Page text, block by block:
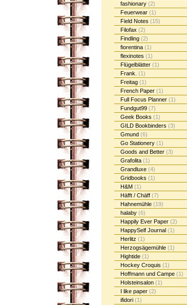
fashionary (2)
Feuerwear (1)
Field Notes (15)
Filofax (2)
Findling (2)
fiorentina (1)
flexinotes (1)
Flügelblätter (1)
Frank. (1)
Freitag (1)
French Paper (1)
Full Focus Planner (1)
Fundgut99 (7)
Geek Books (1)
GILD Bookbinders (3)
Gmund (6)
Go Stationery (1)
Goods and Better (3)
Grafolita (1)
Grandluxe (4)
Gridbooks (1)
H&M (1)
Häfft / Chäff (7)
Hahnemühle (19)
halaby (6)
Happily Ever Paper (2)
HappySelf Journal (1)
Herlitz (1)
Herzogsägemühle (1)
Hightide (1)
Hockey Croquis (1)
Hoffmann und Campe (1)
Holsteinsalon (1)
I like paper (2)
ifidori (1)